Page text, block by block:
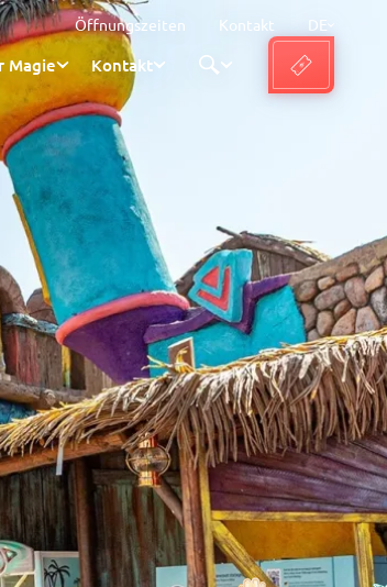
Öffnungszeiten Kontakt DE
Magie Kontakt